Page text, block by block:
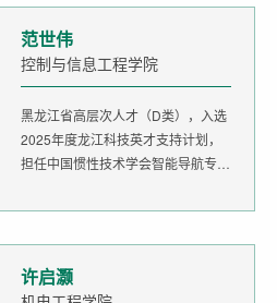
范世伟
控制与信息工程学院
黑龙江省高层次人才（D类），入选
2025年度龙江科技英才支持计划，
担任中国惯性技术学会智能导航专委
许启灏